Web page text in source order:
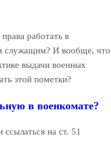
работать в
служащим? И вообще, что
выдачи военных
этой пометки?
в военкомате?
на ст. 51